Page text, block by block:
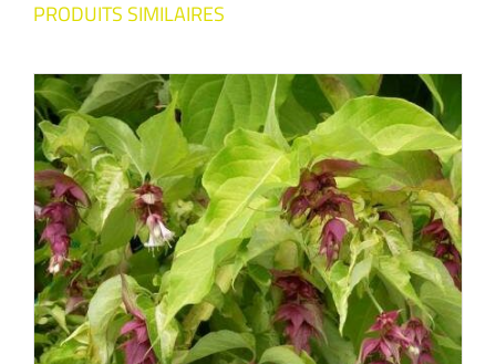
PRODUITS SIMILAIRES